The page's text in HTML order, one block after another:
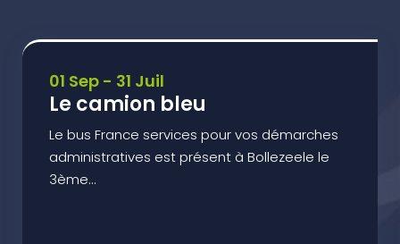
01 Sep - 31 Juil
Le camion bleu
Le bus France services pour vos démarches
administratives est présent à Bollezeele le
3ème...